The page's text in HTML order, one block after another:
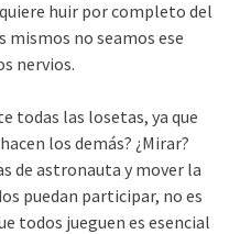
huir por completo del
mismos no seamos ese
nervios.
todas las losetas, ya que
los demás? ¿Mirar?
de astronauta y mover la
puedan participar, no es
todos jueguen es esencial